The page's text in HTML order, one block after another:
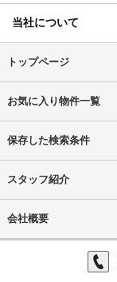
当社について
トップページ
お気に入り物件一覧
保存した検索条件
スタッフ紹介
会社概要